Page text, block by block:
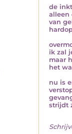
de
alleen
van
ik zal
maar
het
nu is
strijdt